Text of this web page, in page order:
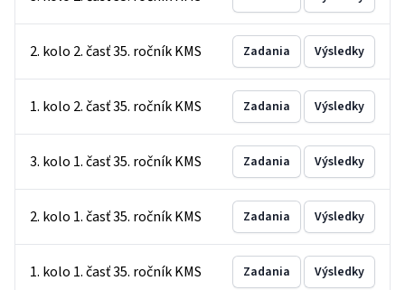
2. kolo 2. časť 35. ročník KMS Zadania Výsledky
1. kolo 2. časť 35. ročník KMS Zadania Výsledky
3. kolo 1. časť 35. ročník KMS Zadania Výsledky
2. kolo 1. časť 35. ročník KMS Zadania Výsledky
1. kolo 1. časť 35. ročník KMS Zadania Výsledky